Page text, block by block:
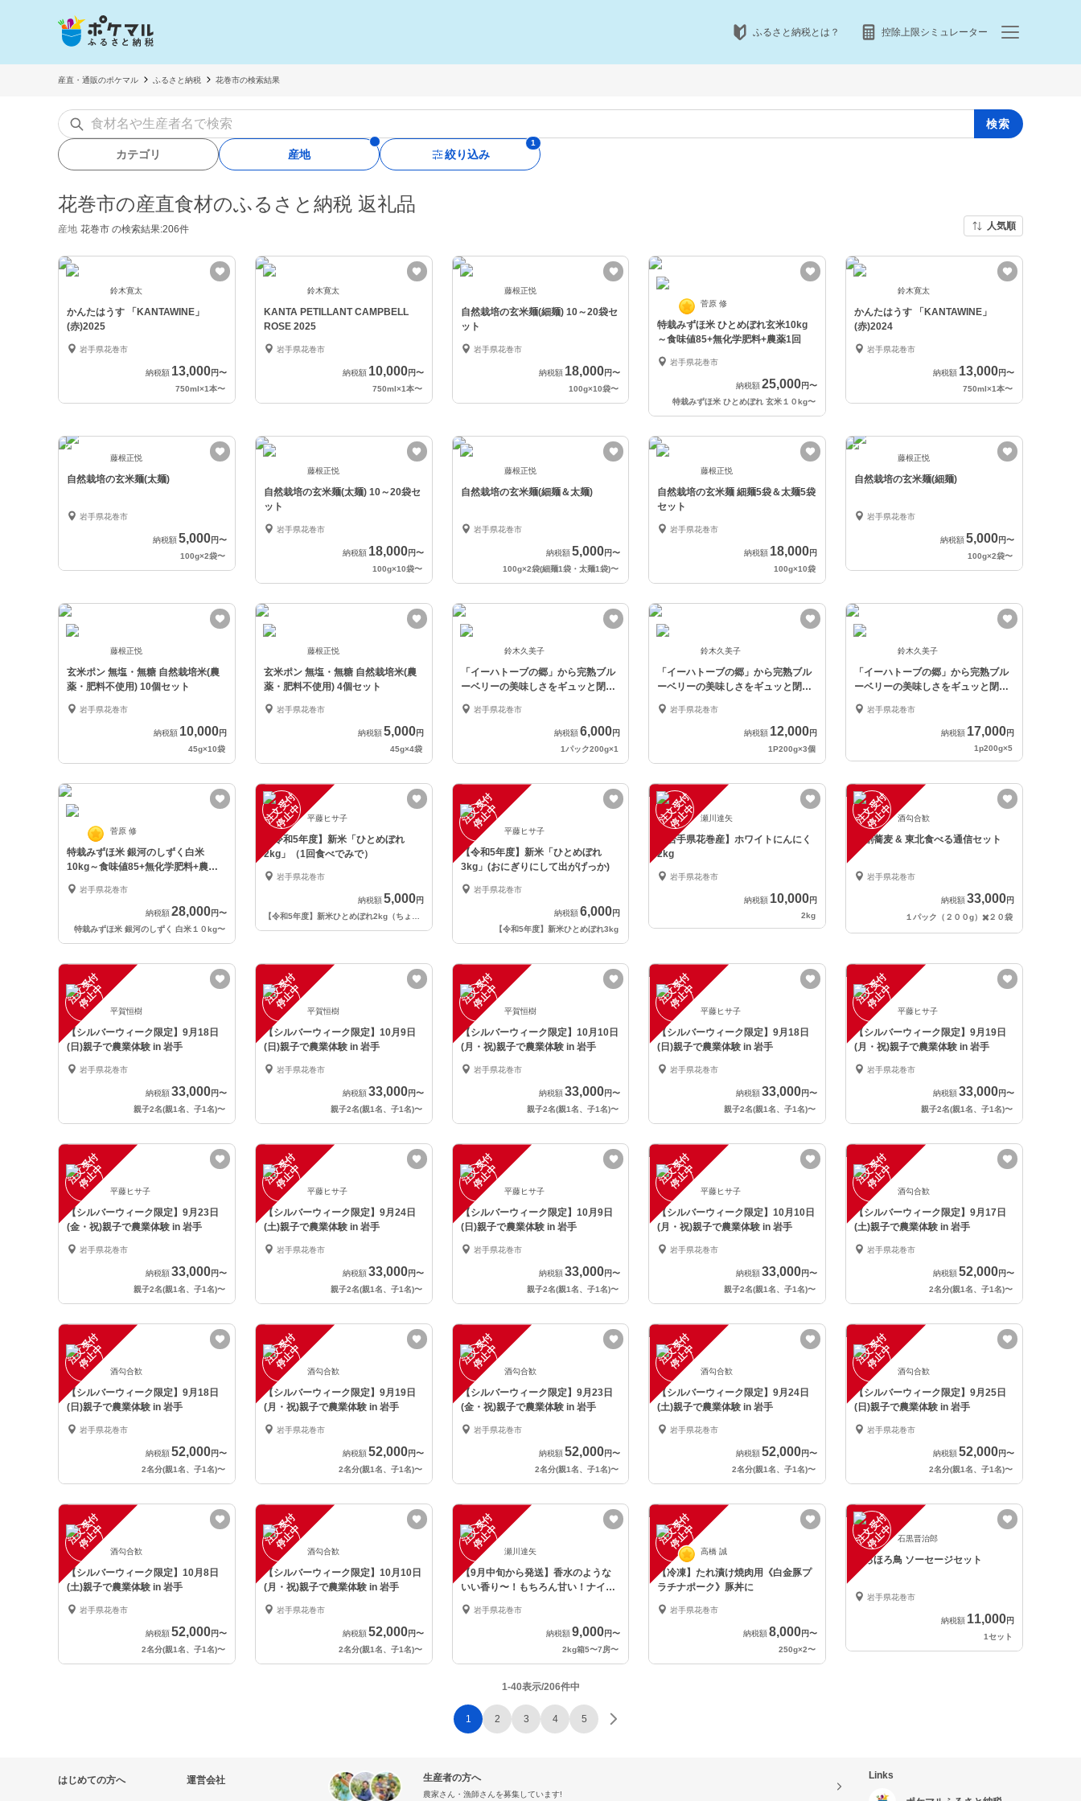
ふるさと納税とは？ 控除上限シミュレーター
産直・通販のポケマル ふるさと納税 花巻市の検索結果
検索
カテゴリ 産地 絞り込み
花巻市の産直食材のふるさと納税 返礼品
産地 花巻市 の検索結果:206件 人気順
鈴木寛太
かんたはうす 「KANTAWINE」
(赤)2025
岩手県花巻市
納税額 13,000円〜
750ml×1本〜
鈴木寛太
KANTA PETILLANT CAMPBELL
ROSE 2025
岩手県花巻市
納税額 10,000円〜
750ml×1本〜
藤根正悦
自然栽培の玄米麺(細麺) 10～20袋セ
ット
岩手県花巻市
納税額 18,000円〜
100g×10袋〜
菅原 修
特栽みずほ米 ひとめぼれ玄米10kg
～食味値85+無化学肥料+農薬1回
岩手県花巻市
納税額25,000円〜
特栽みずほ米 ひとめぼれ 玄米１０kg〜
鈴木寛太
かんたはうす 「KANTAWINE」
(赤)2024
岩手県花巻市
納税額 13,000円〜
750ml×1本〜
藤根正悦
自然栽培の玄米麺(太麺)
岩手県花巻市
納税額 5,000円〜
100g×2袋〜
藤根正悦
自然栽培の玄米麺(太麺) 10～20袋セ
ット
岩手県花巻市
納税額 18,000円〜
100g×10袋〜
藤根正悦
自然栽培の玄米麺(細麺＆太麺)
岩手県花巻市
納税額 5,000円〜
100g×2袋(細麺1袋・太麺1袋)〜
藤根正悦
自然栽培の玄米麺 細麺5袋＆太麺5袋
セット
岩手県花巻市
納税額 18,000円
100g×10袋
藤根正悦
自然栽培の玄米麺(細麺)
岩手県花巻市
納税額5,000円〜
100g×2袋〜
藤根正悦
玄米ポン 無塩・無糖 自然栽培米(農
薬・肥料不使用) 10個セット
岩手県花巻市
納税額 10,000円
45g×10袋
藤根正悦
玄米ポン 無塩・無糖 自然栽培米(農
薬・肥料不使用) 4個セット
岩手県花巻市
納税額 5,000円
45g×4袋
鈴木久美子
「イーハトーブの郷」から完熟ブル
ーベリーの美味しさをギュッと閉じ
込めました
岩手県花巻市
納税額 6,000円
1パック200g×1
鈴木久美子
「イーハトーブの郷」から完熟ブル
ーベリーの美味しさをギュッと閉じ
込めました
岩手県花巻市
納税額 12,000円
1P200g×3個
鈴木久美子
「イーハトーブの郷」から完熟ブル
ーベリーの美味しさをギュッと閉じ
込めました
岩手県花巻市
納税額 17,000円
1p200g×5
菅原 修
特栽みずほ米 銀河のしずく白米
10kg～食味値85+無化学肥料+農薬1
回
岩手県花巻市
納税額 28,000円〜
特栽みずほ米 銀河のしずく 白米１０kg〜
注
文
受
付
停
止
中 平藤ヒサ子
【令和5年度】新米「ひとめぼれ
2kg」（1回食べでみで）
岩手県花巻市
納税額 5,000円
注
文
受
付
停
止
中
平藤ヒサ子
【令和5年度】新米「ひとめぼれ
3kg」(おにぎりにして出がげっか)
岩手県花巻市
納税額 6,000円
【令和5年度】新米ひとめぼれ3kg
注
文
受
付
停
止
中 瀬川達矢
【岩手県花巻産】ホワイトにんにく
2kg
岩手県花巻市
納税額 10,000円
2kg
注
文
受
付
停
止
中 酒勾合歓
八割蕎麦 & 東北食べる通信セット
岩手県花巻市
納税額33,000円
１パック（２００g）✖️２０袋
注
文
受
付
停
止
中
平賀恒樹
【シルバーウィーク限定】9月18日
(日)親子で農業体験 in 岩手
岩手県花巻市
納税額 33,000円〜
親子2名(親1名、子1名)〜
注
文
受
付
停
止
中
平賀恒樹
【シルバーウィーク限定】10月9日
(日)親子で農業体験 in 岩手
岩手県花巻市
納税額 33,000円〜
親子2名(親1名、子1名)〜
注
文
受
付
停
止
中
平賀恒樹
【シルバーウィーク限定】10月10日
(月・祝)親子で農業体験 in 岩手
岩手県花巻市
納税額 33,000円〜
親子2名(親1名、子1名)〜
注
文
受
付
停
止
中
平藤ヒサ子
【シルバーウィーク限定】9月18日
(日)親子で農業体験 in 岩手
岩手県花巻市
納税額33,000円〜
親子2名(親1名、子1名)〜
注
文
受
付
停
止
中
平藤ヒサ子
【シルバーウィーク限定】9月19日
(月・祝)親子で農業体験 in 岩手
岩手県花巻市
納税額33,000円〜
親子2名(親1名、子1名)〜
注
文
受
付
停
止
中
平藤ヒサ子
【シルバーウィーク限定】9月23日
(金・祝)親子で農業体験 in 岩手
岩手県花巻市
納税額 33,000円〜
親子2名(親1名、子1名)〜
注
文
受
付
停
止
中
平藤ヒサ子
【シルバーウィーク限定】9月24日
(土)親子で農業体験 in 岩手
岩手県花巻市
納税額 33,000円〜
親子2名(親1名、子1名)〜
注
文
受
付
停
止
中
平藤ヒサ子
【シルバーウィーク限定】10月9日
(日)親子で農業体験 in 岩手
岩手県花巻市
納税額 33,000円〜
親子2名(親1名、子1名)〜
注
文
受
付
停
止
中
平藤ヒサ子
【シルバーウィーク限定】10月10日
(月・祝)親子で農業体験 in 岩手
岩手県花巻市
納税額33,000円〜
親子2名(親1名、子1名)〜
注
文
受
付
停
止
中
酒勾合歓
【シルバーウィーク限定】9月17日
(土)親子で農業体験 in 岩手
岩手県花巻市
納税額52,000円〜
2名分(親1名、子1名)〜
注
文
受
付
停
止
中
酒勾合歓
【シルバーウィーク限定】9月18日
(日)親子で農業体験 in 岩手
岩手県花巻市
納税額 52,000円〜
2名分(親1名、子1名)〜
注
文
受
付
停
止
中
酒勾合歓
【シルバーウィーク限定】9月19日
(月・祝)親子で農業体験 in 岩手
岩手県花巻市
納税額 52,000円〜
2名分(親1名、子1名)〜
注
文
受
付
停
止
中
酒勾合歓
【シルバーウィーク限定】9月23日
(金・祝)親子で農業体験 in 岩手
岩手県花巻市
納税額 52,000円〜
2名分(親1名、子1名)〜
注
文
受
付
停
止
中
酒勾合歓
【シルバーウィーク限定】9月24日
(土)親子で農業体験 in 岩手
岩手県花巻市
納税額52,000円〜
2名分(親1名、子1名)〜
注
文
受
付
停
止
中
酒勾合歓
【シルバーウィーク限定】9月25日
(日)親子で農業体験 in 岩手
岩手県花巻市
納税額52,000円〜
2名分(親1名、子1名)〜
注
文
受
付
停
止
中
酒勾合歓
【シルバーウィーク限定】10月8日
(土)親子で農業体験 in 岩手
岩手県花巻市
納税額 52,000円〜
2名分(親1名、子1名)〜
注
文
受
付
停
止
中
酒勾合歓
【シルバーウィーク限定】10月10日
(月・祝)親子で農業体験 in 岩手
岩手県花巻市
納税額 52,000円〜
2名分(親1名、子1名)〜
注
文
受
付
停
止
中
瀬川達矢
【9月中旬から発送】香水のような
いい香り〜！もちろん甘い！ナイア
ガラ詰め合わせ
岩手県花巻市
納税額 9,000円〜
2kg箱5〜7房〜
注
文
受
付
停
止
中
高橋 誠
【冷凍】たれ漬け焼肉用《白金豚プ
ラチナポーク》豚丼に
岩手県花巻市
納税額8,000円〜
250g×2〜
注
文
受
付
停
止
中 石黒晋治郎
ほろほろ鳥 ソーセージセット
岩手県花巻市
納税額 11,000円
1セット
1-40表示/206件中
1 2 3 4 5
はじめての方へ 運営会社 生産者の方へ
農家さん・漁師さんを募集しています!
Links